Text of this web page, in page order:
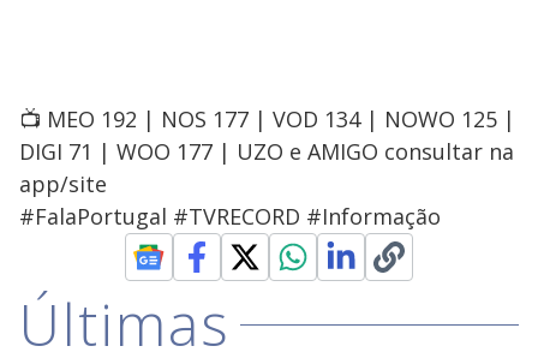
📺 MEO 192 | NOS 177 | VOD 134 | NOWO 125 |
DIGI 71 | WOO 177 | UZO e AMIGO consultar na
app/site
#FalaPortugal #TVRECORD #Informação
Últimas